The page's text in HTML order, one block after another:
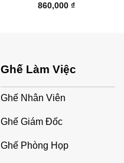
860,000 ₫
Ghế Làm Việc
Ghế Nhân Viên
Ghế Giám Đốc
Ghế Phòng Họp